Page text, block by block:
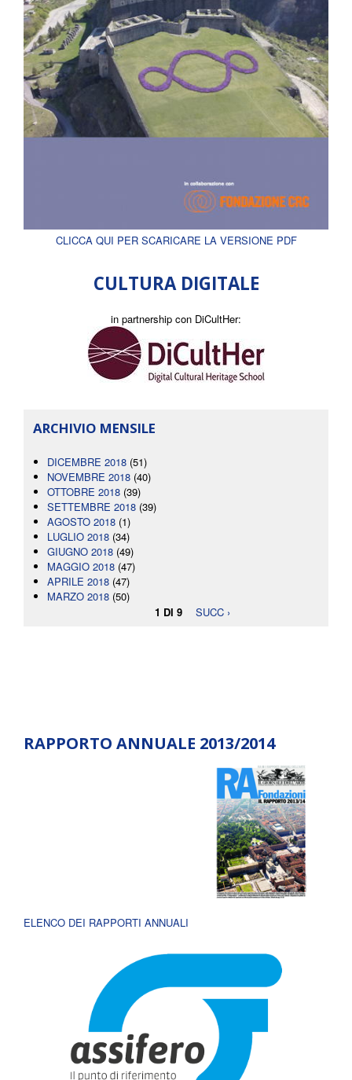
CLICCA QUI PER SCARICARE LA VERSIONE PDF
CULTURA DIGITALE
in partnership con DiCultHer:
ARCHIVIO MENSILE
DICEMBRE 2018 (51)
NOVEMBRE 2018 (40)
OTTOBRE 2018 (39)
SETTEMBRE 2018 (39)
AGOSTO 2018 (1)
LUGLIO 2018 (34)
GIUGNO 2018 (49)
MAGGIO 2018 (47)
APRILE 2018 (47)
MARZO 2018 (50)
1 DI 9
SUCC ›
RAPPORTO ANNUALE 2013/2014
ELENCO DEI RAPPORTI ANNUALI